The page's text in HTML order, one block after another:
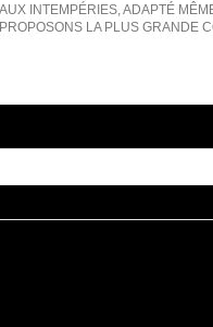
INTEMPÉRIES, ADAPTÉ
LA PLUS GRANDE